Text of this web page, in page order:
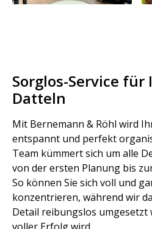
Sorglos-Service
Datteln
Mit Bernemann & Röhl wird
entspannt und perfekt
Team kümmert sich um alle
von der ersten Planung bis
So können Sie sich voll und
konzentrieren, während wir
Detail reibungslos umgesetzt
voller Erfolg wird.